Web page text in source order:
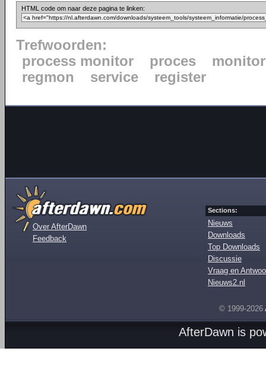
HTML code om naar deze pagina te linken:
Trefwoorden:
process monitor
proces
regmon
service register
Over AfterDawn
Feedback
Sections:
Nieuws
Downloads
Top Downloads
Discussie
Vraag en
Nieuws2.nl
© 1999-2026
AfterDawn is